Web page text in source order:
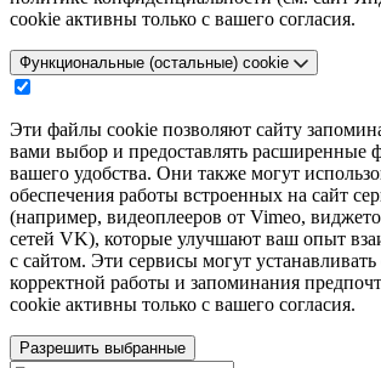
cookie активны только с вашего согласия.
Функциональные (остальные) cookie
Эти файлы cookie позволяют сайту
вами выбор и предоставлять расширенные
вашего удобства. Они также могут
обеспечения работы встроенных на сайт
(например, видеоплееров от Vimeo,
сетей VK), которые улучшают ваш опыт
с сайтом. Эти сервисы могут
корректной работы и запоминания
cookie активны только с вашего согласия.
Разрешить выбранные